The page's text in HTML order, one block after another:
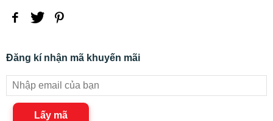
Đăng kí nhận mã khuyến mãi
Lấy mã